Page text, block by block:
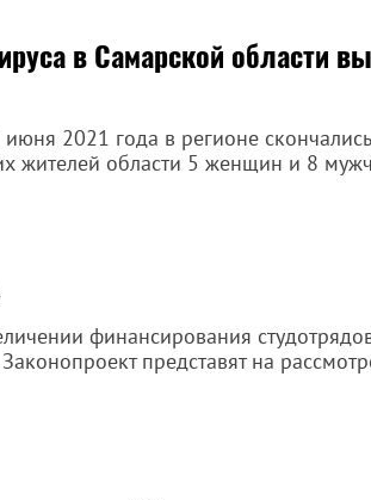
в Самарской области
2021 года в регионе
жителей области 5 женщин и 8
финансирования
представят на